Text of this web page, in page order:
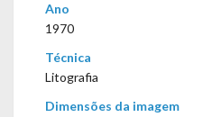
Ano
1970
Técnica
Litografia
Dimensões da imagem